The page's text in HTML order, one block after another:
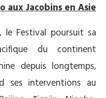
aux Jacobins en Asie
le Festival poursuit sa
du continent
depuis longtemps,
ses interventions au